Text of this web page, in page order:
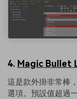
4. Magic Bullet
這是款外掛非常棒
選項。預設值超過